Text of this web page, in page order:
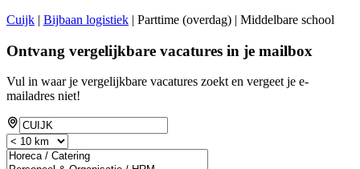
Cuijk | Bijbaan logistiek | Parttime (overdag) | Middelbare school
Ontvang vergelijkbare vacatures in je mailbox
Vul in waar je vergelijkbare vacatures zoekt en vergeet je e-
mailadres niet!